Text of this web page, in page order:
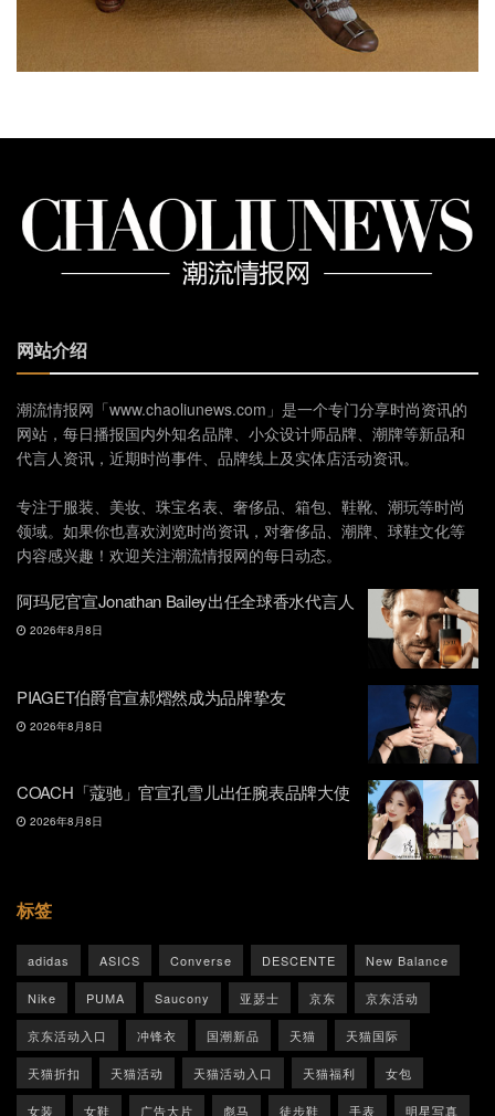
网站介绍
潮流情报网「www.chaoliunews.com」是一个专门分享时尚资讯的
网站，每日播报国内外知名品牌、小众设计师品牌、潮牌等新品和
代言人资讯，近期时尚事件、品牌线上及实体店活动资讯。
专注于服装、美妆、珠宝名表、奢侈品、箱包、鞋靴、潮玩等时尚
领域。如果你也喜欢浏览时尚资讯，对奢侈品、潮牌、球鞋文化等
内容感兴趣！欢迎关注潮流情报网的每日动态。
阿玛尼官宣Jonathan Bailey出任全球香水代言人
2026年8月8日
PIAGET伯爵官宣郝熠然成为品牌挚友
2026年8月8日
COACH「蔻驰」官宣孔雪儿出任腕表品牌大使
2026年8月8日
标签
adidas ASICS Converse DESCENTE New Balance
Nike PUMA Saucony 亚瑟士 京东 京东活动
京东活动入口 冲锋衣 国潮新品 天猫 天猫国际
天猫折扣 天猫活动 天猫活动入口 天猫福利 女包
女装 女鞋 广告大片 彪马 徒步鞋 手表 明星写真